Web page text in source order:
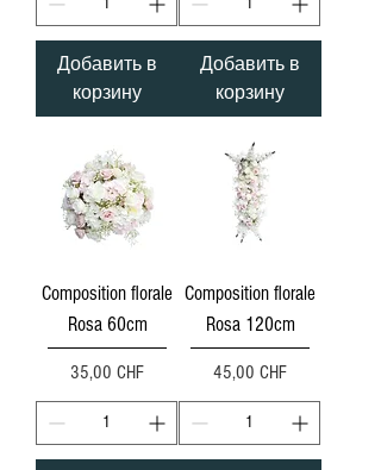
Добавить в
корзину
Добавить в
корзину
Composition florale
Rosa 60cm
Цена
35,00 CHF
Composition florale
Rosa 120cm
Цена
45,00 CHF